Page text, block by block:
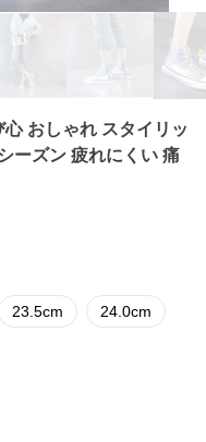
おしゃれ スタイリッ
ーズン 疲れにくい 痛
23.5cm 24.0cm